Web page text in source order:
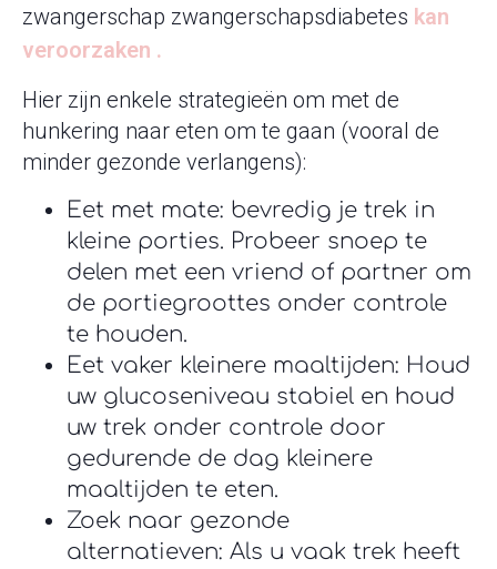
zwangerschap zwangerschapsdiabetes kan
veroorzaken .
Hier zijn enkele strategieën om met de
hunkering naar eten om te gaan (vooral de
minder gezonde verlangens):
Eet met mate: bevredig je trek in
kleine porties. Probeer snoep te
delen met een vriend of partner om
de portiegroottes onder controle
te houden.
Eet vaker kleinere maaltijden: Houd
uw glucoseniveau stabiel en houd
uw trek onder controle door
gedurende de dag kleinere
maaltijden te eten.
Zoek naar gezonde
alternatieven: Als u vaak trek heeft